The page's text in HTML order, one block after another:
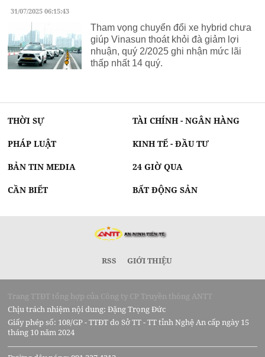
31/07/2025 06:15:43
Tham vọng chuyển đổi xe hybrid chưa
giúp Vinasun thoát khỏi đà giảm lợi
nhuận, quý 2/2025 ghi nhận mức lãi
thấp nhất 14 quý.
THỜI SỰ TÀI CHÍNH - NGÂN HÀNG
PHÁP LUẬT KINH TẾ - ĐẦU TƯ
BẢN TIN MEDIA 24 GIỜ QUA
CẦN BIẾT BẤT ĐỘNG SẢN
RSS GIỚI THIỆU
Trang TTĐT tổng hợp của Công ty CP Truyền thông ANTT
Chịu trách nhiệm nội dung: Đặng Trọng Đức
Giấy phép số: 108/GP - TTĐT do Sở TT - TT tỉnh Nghệ An cấp ngày 15
tháng 10 năm 2024